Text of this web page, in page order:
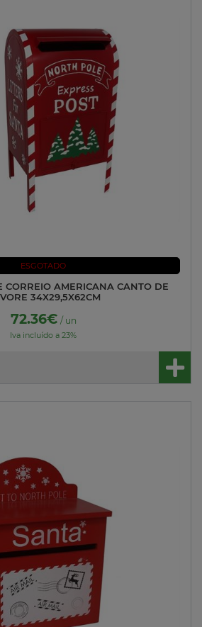
ESGOTADO
CORREIO AMERICANA CANTO DE
34X29,5X62CM
72.36€ / un
Iva incluído a 23%